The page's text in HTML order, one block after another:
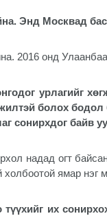
Энд Москвад бас
2016 онд
урлагийг
болох бодол
сонирхдог байв
надад огт
ямар нэг
их